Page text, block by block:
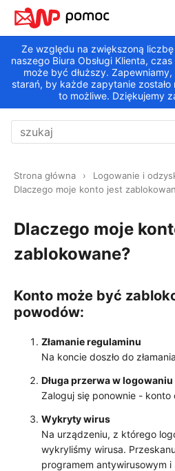
Ze względu na zwiększoną
naszego Biura Obsługi Klienta,
może być dłuższy.
starań, by każde zapytanie
to możliwe. Dziękujemy
Strona główna
Logowanie i
Dlaczego moje konto jest
Dlaczego moje
zablokowane?
Konto może być
powodów:
Złamanie regulaminu
Na koncie doszło do
Długa przerwa w logowaniu
Zaloguj się ponownie - konto
Wykryty wirus
Na urządzeniu, z którego
wykryliśmy wirusa.
programem antywirusowym